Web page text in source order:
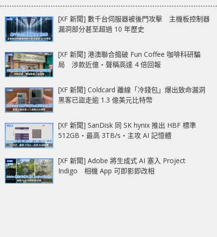
[XF 新聞] 數千台伺服器被後門攻擊 主機板控制器
漏洞部分甚至超過 10 年歷史
[XF 新聞] 港澳聯合搗破 Fun Coffee 咖啡科研騙
局 涉款近億‧聲稱高達 4 倍回報
[XF 新聞] Coldcard 離線「冷錢包」爆出致命漏洞
黑客已盜走逾 1.3 億美元比特幣
[XF 新聞] SanDisk 同 SK hynix 推出 HBF 標準
512GB‧最高 3TB/s‧主攻 AI 記憶體
[XF 新聞] Adobe 將生成式 AI 塞入 Project
Indigo 相機 App 可即影即改相